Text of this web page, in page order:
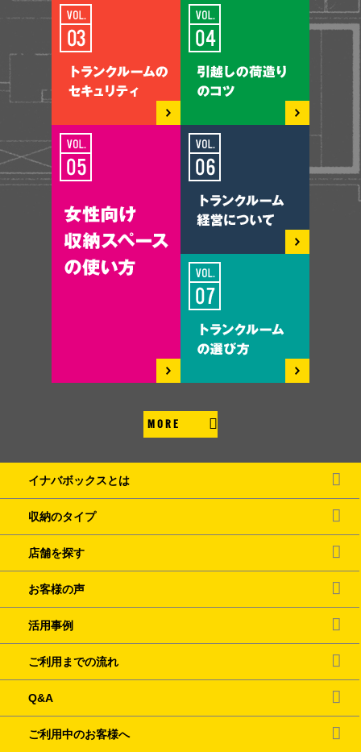
MORE
イナバボックスとは
収納のタイプ
店舗を探す
お客様の声
活用事例
ご利用までの流れ
Q&A
ご利用中のお客様へ